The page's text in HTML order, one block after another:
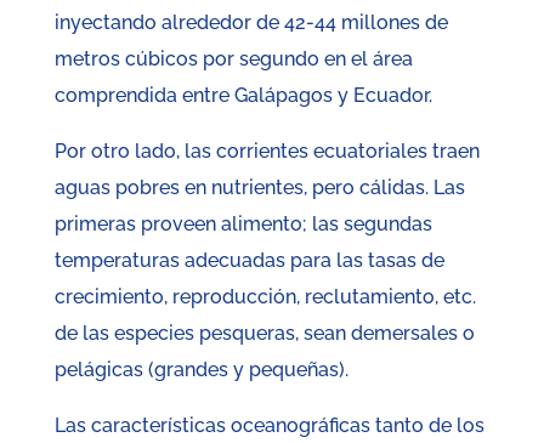
inyectando alrededor de 42-44 millones de
metros cúbicos por segundo en el área
comprendida entre Galápagos y Ecuador.
Por otro lado, las corrientes ecuatoriales traen
aguas pobres en nutrientes, pero cálidas. Las
primeras proveen alimento; las segundas
temperaturas adecuadas para las tasas de
crecimiento, reproducción, reclutamiento, etc.
de las especies pesqueras, sean demersales o
pelágicas (grandes y pequeñas).
Las características oceanográficas tanto de los